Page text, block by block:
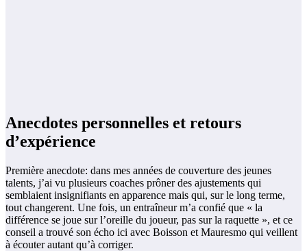
Anecdotes personnelles et retours
d’expérience
Première anecdote: dans mes années de couverture des jeunes
talents, j’ai vu plusieurs coaches prôner des ajustements qui
semblaient insignifiants en apparence mais qui, sur le long terme,
tout changerent. Une fois, un entraîneur m’a confié que « la
différence se joue sur l’oreille du joueur, pas sur la raquette », et ce
conseil a trouvé son écho ici avec Boisson et Mauresmo qui veillent
à écouter autant qu’à corriger.